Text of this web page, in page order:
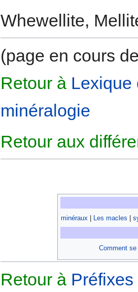
Whewellite,
(page en cours
Retour à Lexique
minéralogie
Retour aux
minéraux Les macles
Comment
Retour à